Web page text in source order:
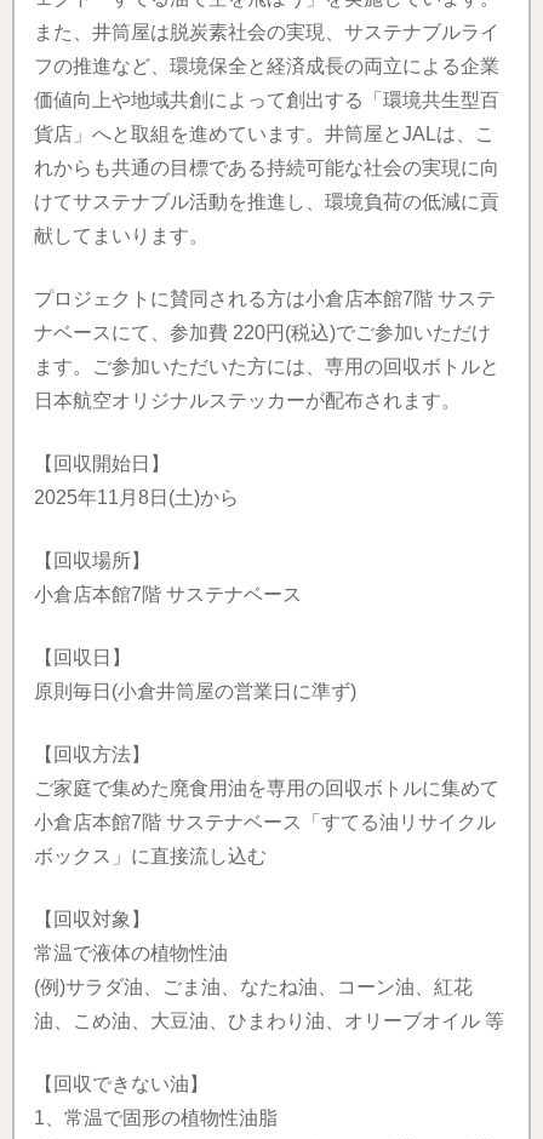
また、井筒屋は脱炭素社会の実現、サステナブルライ
フの推進など、環境保全と経済成長の両立による企業
価値向上や地域共創によって創出する「環境共生型百
貨店」へと取組を進めています。井筒屋とJALは、こ
れからも共通の目標である持続可能な社会の実現に向
けてサステナブル活動を推進し、環境負荷の低減に貢
献してまいります。
プロジェクトに賛同される方は小倉店本館7階 サステ
ナベースにて、参加費 220円(税込)でご参加いただけ
ます。ご参加いただいた方には、専用の回収ボトルと
日本航空オリジナルステッカーが配布されます。
【回収開始日】
2025年11月8日(土)から
【回収場所】
小倉店本館7階 サステナベース
【回収日】
原則毎日(小倉井筒屋の営業日に準ず)
【回収方法】
ご家庭で集めた廃食用油を専用の回収ボトルに集めて
小倉店本館7階 サステナベース「すてる油リサイクル
ボックス」に直接流し込む
【回収対象】
常温で液体の植物性油
(例)サラダ油、ごま油、なたね油、コーン油、紅花
油、こめ油、大豆油、ひまわり油、オリーブオイル 等
【回収できない油】
1、常温で固形の植物性油脂